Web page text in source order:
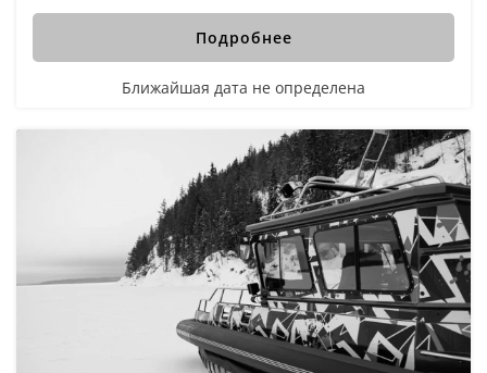
Подробнее
Ближайшая дата не определена